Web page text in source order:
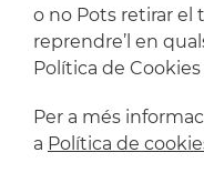
o no Pots retirar
reprendre’l en
Política de
Per a més
a Política de